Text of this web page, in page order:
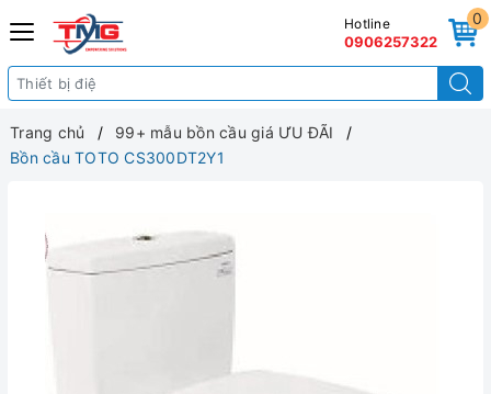
0
Hotline
0906257322
Trang chủ
99+ mẫu bồn cầu giá ƯU ĐÃI
Bồn cầu TOTO CS300DT2Y1